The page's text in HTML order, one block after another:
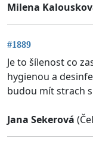
Milena
#1889
Je to šílenost co
hygienou a
budou mít strach
Jana Sekerová